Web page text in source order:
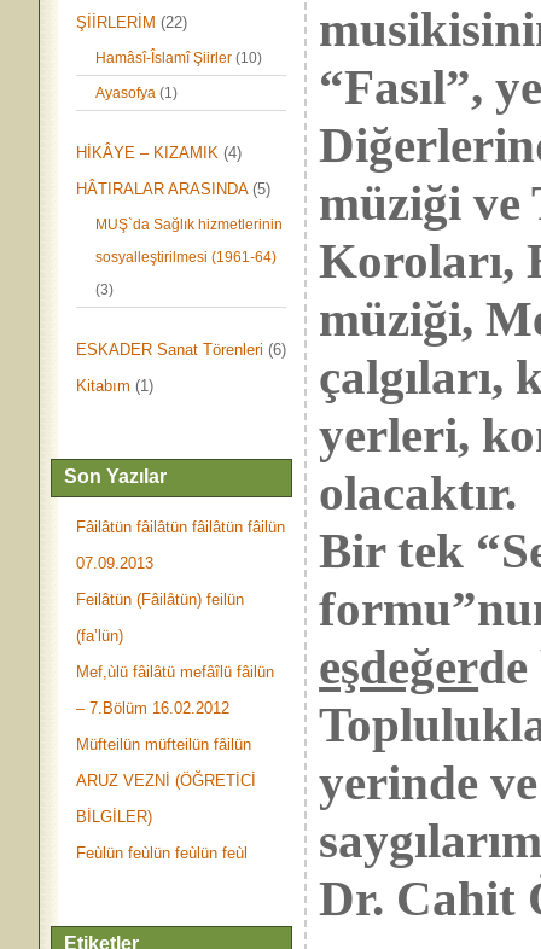
ŞİİRLERİM (22)
Hamâsî-Îslamî Şiirler (10)
Ayasofya (1)
HİKÂYE – KIZAMIK (4)
HÂTIRALAR ARASINDA(5)
MUŞ`da Sağlık hizmetlerinin
sosyalleştirilmesi (1961-64)
(3)
ESKADER Sanat Törenleri (6)
Kitabım (1)
Son Yazılar
Fâilâtün fâilâtün fâilâtün fâilün
07.09.2013
Feilâtün (Fâilâtün) feilün
(fa’lün)
Mef,ùlü fâilâtü mefâîlü fâilün
– 7.Bölüm 16.02.2012
Müfteilün müfteilün fâilün
ARUZ VEZNİ (ÖĞRETİCİ
BİLGİLER)
Feùlün feùlün feùlün feùl
Etiketler
“Fasıl”,
müziği
Koroları,
müziği,
çalgıları,
yerleri,
olacaktır.
Bir tek
eşdeğer
yerinde
Dr. Cahit